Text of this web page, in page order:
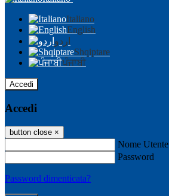
Italiano
English
اردو
Shqiptare
ਪੰਜਾਬੀ
Accedi
Accedi
button close ×
Nome Utente
Password
Password dimenticata?